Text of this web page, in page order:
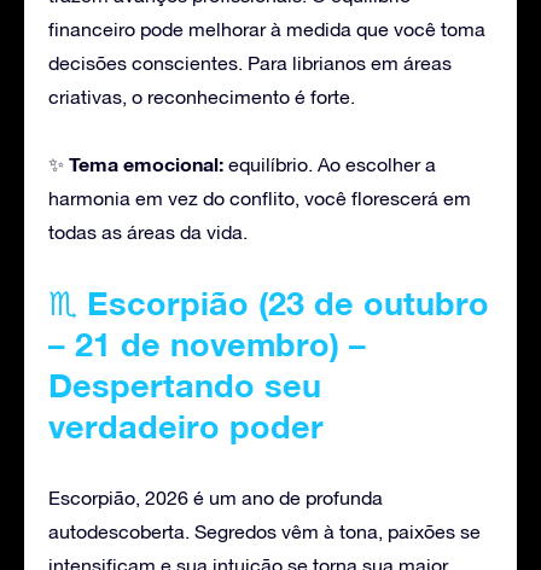
financeiro pode melhorar à medida que você toma
decisões conscientes. Para librianos em áreas
criativas, o reconhecimento é forte.
✨ Tema emocional: equilíbrio. Ao escolher a
harmonia em vez do conflito, você florescerá em
todas as áreas da vida.
♏ Escorpião (23 de outubro
– 21 de novembro) –
Despertando seu
verdadeiro poder
Escorpião, 2026 é um ano de profunda
autodescoberta. Segredos vêm à tona, paixões se
intensificam e sua intuição se torna sua maior